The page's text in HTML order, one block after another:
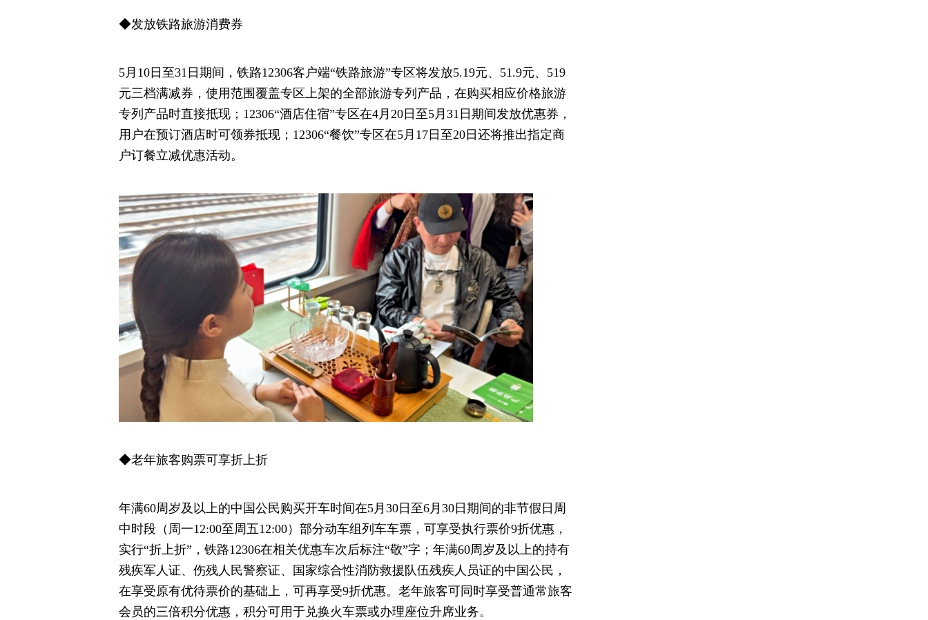
◆发放铁路旅游消费券
5月10日至31日期间，铁路12306客户端“铁路旅游”专区将发放5.19元、51.9元、519
元三档满减券，使用范围覆盖专区上架的全部旅游专列产品，在购买相应价格旅游
专列产品时直接抵现；12306“酒店住宿”专区在4月20日至5月31日期间发放优惠券，
用户在预订酒店时可领券抵现；12306“餐饮”专区在5月17日至20日还将推出指定商
户订餐立减优惠活动。
◆老年旅客购票可享折上折
年满60周岁及以上的中国公民购买开车时间在5月30日至6月30日期间的非节假日周
中时段（周一12:00至周五12:00）部分动车组列车车票，可享受执行票价9折优惠，
实行“折上折”，铁路12306在相关优惠车次后标注“敬”字；年满60周岁及以上的持有
残疾军人证、伤残人民警察证、国家综合性消防救援队伍残疾人员证的中国公民，
在享受原有优待票价的基础上，可再享受9折优惠。老年旅客可同时享受普通常旅客
会员的三倍积分优惠，积分可用于兑换火车票或办理座位升席业务。